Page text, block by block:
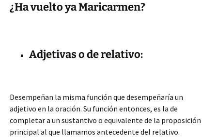
¿Ha vuelto ya Maricarmen?
Adjetivas o de relativo:
Desempeñan la misma función que desempeñaría un
adjetivo en la oración. Su función entonces, es la de
completar a un sustantivo o equivalente de la proposición
principal al que llamamos antecedente del relativo.